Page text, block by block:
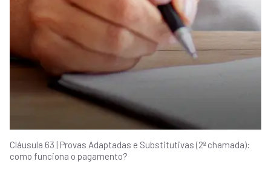
Cláusula 63 | Provas Adaptadas e Substitutivas (2ª chamada):
como funciona o pagamento?